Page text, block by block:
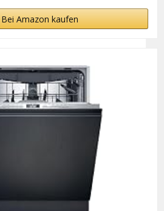
Bei Amazon kaufen